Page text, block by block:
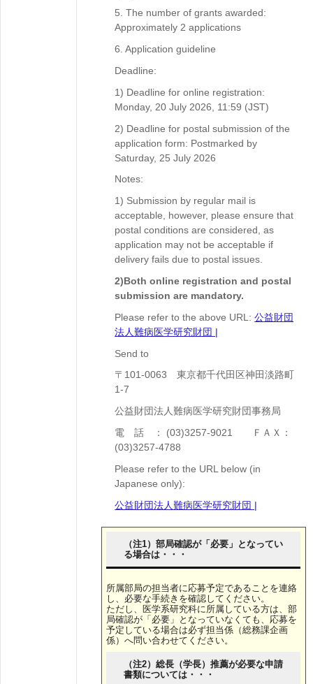
5. The number of grants awarded:
Approximately 2 applications
6. Application guideline
Deadline:
1) Deadline for online registration:
Monday, 20 July 2026, 11:59 (JST)
2) Deadline for postal submission of the
application form: Postmarked by
Saturday, 25 July 2026
Notes:
1) Submission by regular mail is
acceptable, however, please ensure that
postal conditions are considered, as
application may not be acceptable if
delivery fails due to postal issues.
2)Both online registration and postal
submission are mandatory.
Please refer to the above URL:公益財団
法人難病医学研究財団 |
Send to
〒101-0063 東京都千代田区神田淡路町
1-7
公益財団法人難病医学研究財団事務局
電 話 ： (03)3257-9021 ＦＡＸ：
(03)3257-4788
Please refer to the URL below (in
Japanese only):
公益財団法人難病医学研究財団 |
（注1）部局確認が「必要」となってい
る場合は・・・
所属部局の担当者に応募予定であることを連絡
し、必要な手続きを確認してください。
ただし、医学系研究科に所属している方は、部
局確認が「必要」となっていなくても、応募を
予定している場合は必ず担当係（総務課企画
係）へ問い合わせてください。
（注2）総長（学長）推薦が必要な申請
書類については・・・